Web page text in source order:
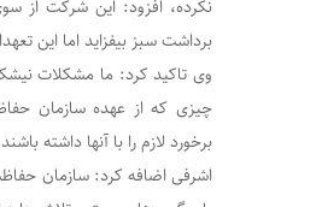
نکرده، افزود: این شرکت از
برداشت سبز بیفزاید اما این
وی تاکید کرد: ما مشکلات
چیزی که از عهده سازمان
برخورد لازم را با آنها داشته
اشرفی اضافه کرد: سازمان